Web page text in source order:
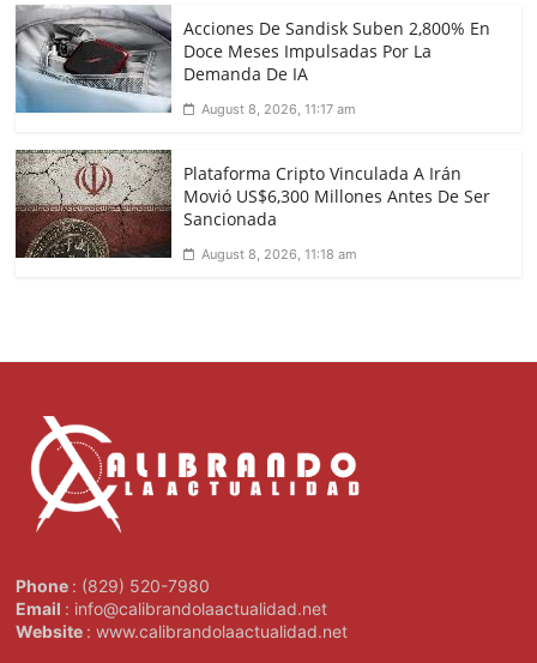
Acciones De Sandisk Suben 2,800% En
Doce Meses Impulsadas Por La
Demanda De IA
August 8, 2026, 11:17 am
Plataforma Cripto Vinculada A Irán
Movió US$6,300 Millones Antes De Ser
Sancionada
August 8, 2026, 11:18 am
Phone : (829) 520-7980
Email : info@calibrandolaactualidad.net
Website : www.calibrandolaactualidad.net